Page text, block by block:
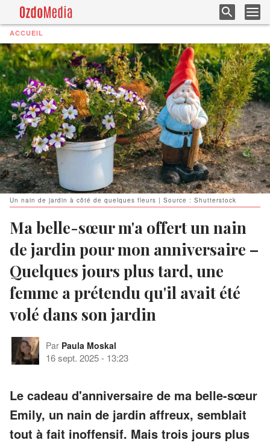
ACCUEIL
Un nain de jardin à côté de quelques fleurs | Source : Shutterstock
Ma belle-sœur m'a offert un nain
de jardin pour mon anniversaire –
Quelques jours plus tard, une
femme a prétendu qu'il avait été
volé dans son jardin
Par Paula Moskal
16 sept. 2025- 13:23
Le cadeau d'anniversaire de ma belle-sœur
Emily, un nain de jardin affreux, semblait
tout à fait inoffensif. Mais trois jours plus